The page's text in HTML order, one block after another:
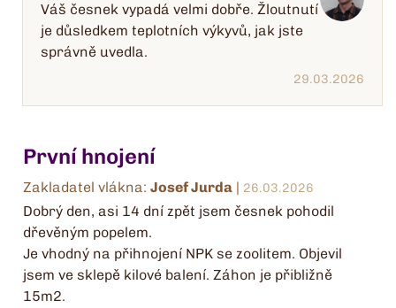
Váš česnek vypadá velmi dobře. Žloutnutí
je důsledkem teplotních výkyvů, jak jste
správně uvedla.
29.03.2026
První hnojení
Zakladatel vlákna: Josef Jurda | 26.03.2026
Dobrý den, asi 14 dní zpět jsem česnek pohodil
dřevěným popelem.
Je vhodný na přihnojení NPK se zoolitem. Objevil
jsem ve sklepě kilové balení. Záhon je přibližně
15m2.